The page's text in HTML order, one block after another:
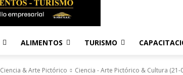
ALIMENTOS TURISMO
Ciencia & Arte Pictórico Ciencia - Arte Pictórico & Cultura